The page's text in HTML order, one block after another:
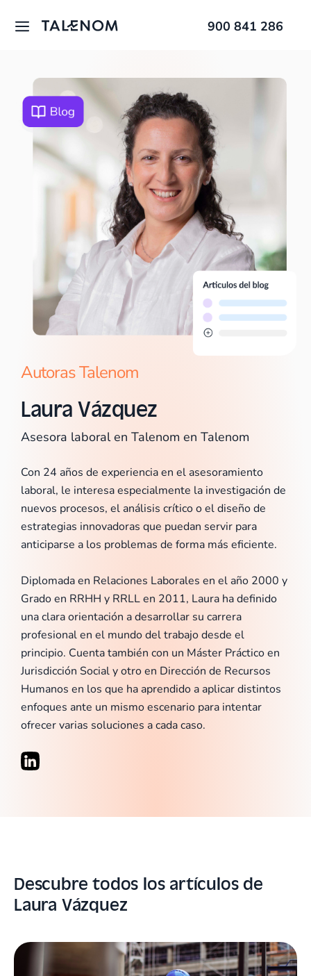
900 841 286
Autoras Talenom
Laura Vázquez
Asesora laboral en Talenom en Talenom
Con 24 años de experiencia en el asesoramiento
laboral, le interesa especialmente la investigación de
nuevos procesos, el análisis crítico o el diseño de
estrategias innovadoras que puedan servir para
anticiparse a los problemas de forma más eficiente.
Diplomada en Relaciones Laborales en el año 2000 y
Grado en RRHH y RRLL en 2011, Laura ha definido
una clara orientación a desarrollar su carrera
profesional en el mundo del trabajo desde el
principio. Cuenta también con un Máster Práctico en
Jurisdicción Social y otro en Dirección de Recursos
Humanos en los que ha aprendido a aplicar distintos
enfoques ante un mismo escenario para intentar
ofrecer varias soluciones a cada caso.
Descubre todos los artículos de
Laura Vázquez